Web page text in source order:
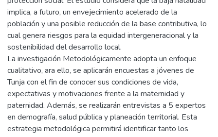
implica, a futuro, un envejecimiento acelerado de la
población y una posible reducción de la base contributiva, lo
cual genera riesgos para la equidad intergeneracional y la
sostenibilidad del desarrollo local.
La investigación Metodológicamente adopta un enfoque
cualitativo, ara ello, se aplicarán encuestas a jóvenes de
Tunja con el fin de conocer sus condiciones de vida,
expectativas y motivaciones frente a la maternidad y
paternidad. Además, se realizarán entrevistas a 5 expertos
en demografía, salud pública y planeación territorial. Esta
estrategia metodológica permitirá identificar tanto los